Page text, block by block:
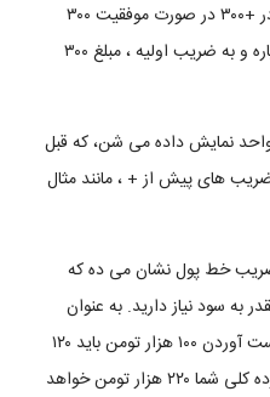
بنابراین یک ضریب ۱۰۰ هزار تومنی در +۳۰۰ در صورت موفقیت ۳۰۰
هزار تومن می تونه براتون بدست بیاره و به ضریب اولیه ، مبلغ ۳۰۰
نمایش داده می شن، که قبل
ضریب های پیش از + ، مانند مثال
خط پول نشان می ده که
هزار تومن چقدر به سود نیاز دارید. به عنوان
مثال اگه ضریب -۱۲۰ باشه ، برای بدست آوردن ۱۰۰ هزار تومن باید ۱۲۰
هزار تومن سرمایه داشته باشید و بازده کلی شما ۲۲۰ هزار تومن خواهد